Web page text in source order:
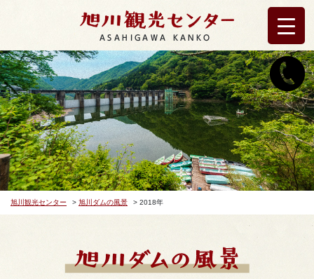
ASAHIGAWA KANKO
旭川観光センター > 旭川ダムの風景 > 2018年